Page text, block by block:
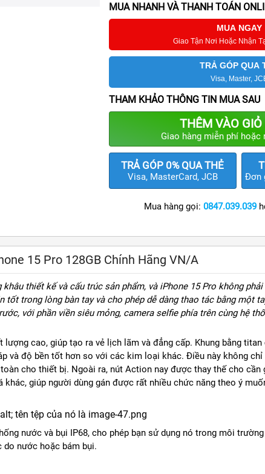
MUA NHANH VÀ THANH TOÁN
MUA NGAY
Giao Tận Nơi Hoặc Nhận
TRẢ GÓP QUA
Visa, Master,
THAM KHẢO THÔNG TIN MUA SAU
THÊM VÀO
Giao hàng miễn phí hoặc
TRẢ GÓP 0% QUA THẺ
Visa, MasterCard, JCB Đơn
Mua hàng gọi: 0847.039.039
15 Pro 128GB Chính Hãng VN/A
thiết kế và cấu trúc sản phẩm, và iPhone 15 Pro không phải
tốt trong lòng bàn tay và cho phép dễ dàng thao tác bằng một
với phần viền siêu mỏng, camera selfie phía trên cùng hệ
lượng cao, giúp tạo ra vẻ lịch lãm và đẳng cấp. Khung bằng
và độ bền tốt hơn so với các kim loại khác. Điều này không
cho thiết bị. Ngoài ra, nút Action nay được thay thế cho cần
khác, giúp người dùng gán được rất nhiều chức năng theo ý
nước và bụi IP68, cho phép bạn sử dụng nó trong môi
do nước hoặc bám bụi.